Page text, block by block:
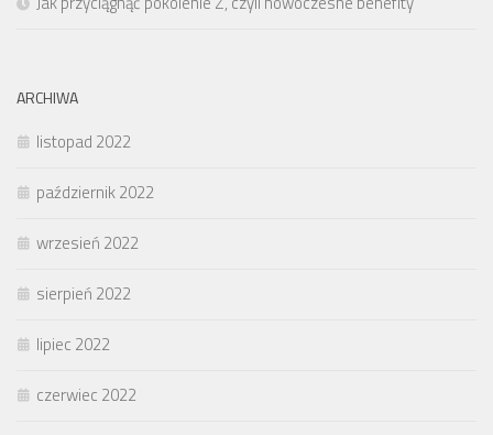
ARCHIWA
listopad 2022
październik 2022
wrzesień 2022
sierpień 2022
lipiec 2022
czerwiec 2022